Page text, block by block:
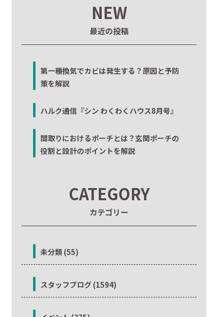
NEW
最近の投稿
第一種換気でカビは発生する？原因と予防
策を解説
ハルク通信『シン わくわくハウス8月号』
間取りにおけるポーチとは？玄関ポーチの
役割と設計のポイントを解説
CATEGORY
カテゴリー
未分類 (55)
スタッフブログ (1594)